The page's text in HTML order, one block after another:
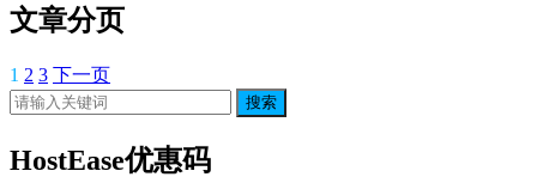
文章分页
1 2 3 下一页
搜索
HostEase优惠码